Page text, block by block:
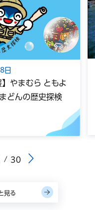
30
日
やまむら ともよ
どんの歴史探検
見る